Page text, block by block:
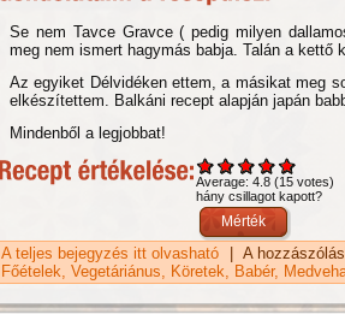
Se nem Tavce Gravce ( pedig milyen
meg nem ismert hagymás babja. Talán a kettő
Az egyiket Délvidéken ettem, a másikat meg
elkészítettem. Balkáni recept alapján japán
Mindenből a legjobbat!
Average: 4.8 (15 votes)
hány csillagot kapott?
A teljes bejegyzés itt olvasható Hagymás bab
A
Főételek Vegetáriánus Köretek Babér